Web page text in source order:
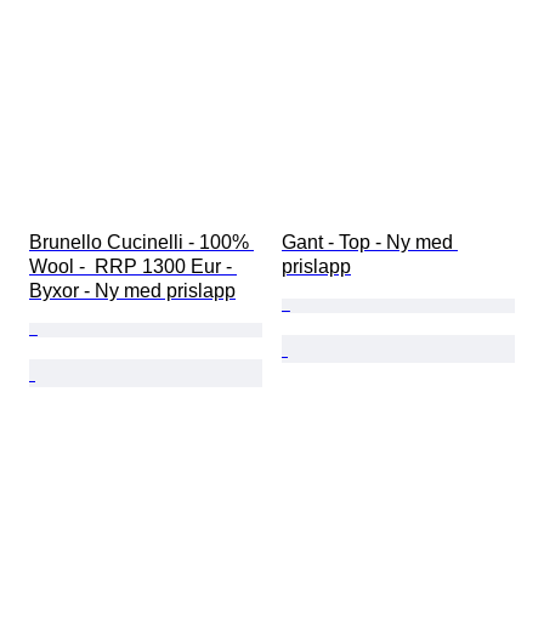
Brunello Cucinelli - 100%
Wool -  RRP 1300 Eur -
Byxor - Ny med prislapp
Gant - Top - Ny med
prislapp